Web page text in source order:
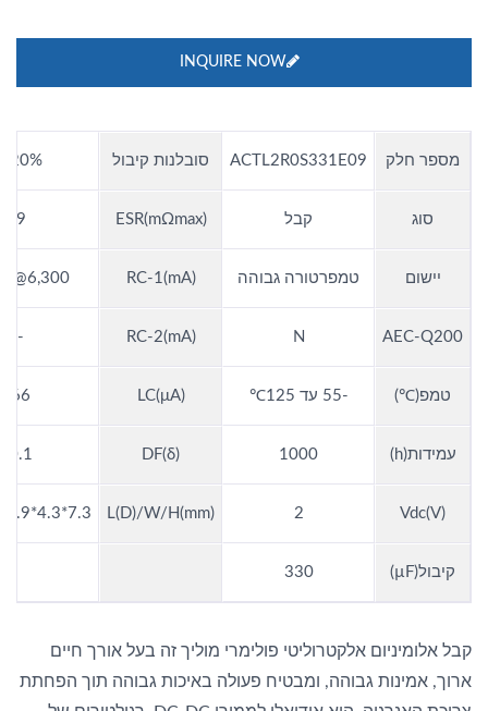
INQUIRE NOW
מספר חלק ACTL2R0S331E09 סובלנות קיבול ±20%
סוג קבל ESR(mΩmax)
9
יישום טמפרטורה גבוהה RC-1(mA)
6,300@125C
AEC-Q200
N
RC-2(mA)
-
טמפ(℃) -55 עד 125℃ LC(μA)
66
עמידות(h) 1000
DF(δ)
0.1
Vdc(V)
2
L(D)/W/H(mm)
7.3*4.3*1.9(+/-0.1)
קיבול(µF) 330
קבל אלומיניום אלקטרוליטי פולימרי מוליך זה בעל אורך חיים
ארוך, אמינות גבוהה, ומבטיח פעולה באיכות גבוהה תוך הפחתת